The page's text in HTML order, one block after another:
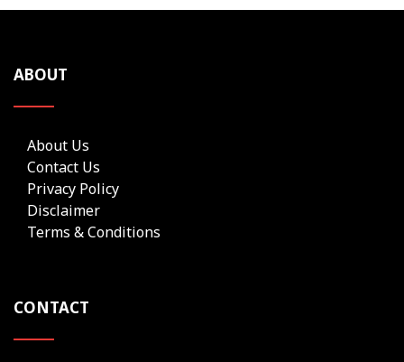
ABOUT
About Us
Contact Us
Privacy Policy
Disclaimer
Terms & Conditions
CONTACT